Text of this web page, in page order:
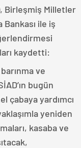
Birleşmiş Milletler
Bankası ile iş
kaydetti:
ve
bugün
çabaya yardımcı
yeniden
kasaba ve